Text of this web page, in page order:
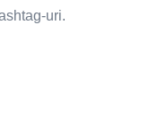
uri.